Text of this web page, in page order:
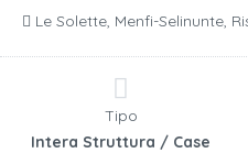
Le Solette, Menfi-Selinunte,
Tipo
Intera Struttura / Case